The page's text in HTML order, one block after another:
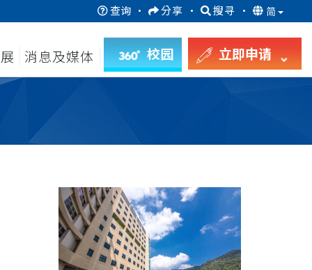
查询 · 分享 · 搜寻 · 简
消息及媒体 校园 立即申请